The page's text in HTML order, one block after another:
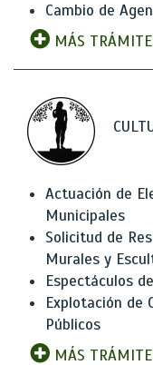
Cambio de
MÁS
Actuación de
Municipales
Solicitud de
Murales y
Espectáculos
Explotación de
Públicos
MÁS